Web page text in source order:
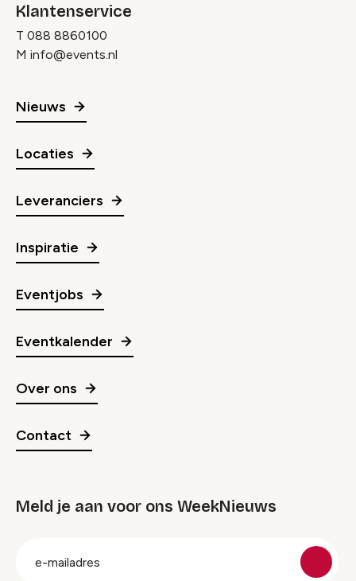
Klantenservice
T 088 8860100
M info@events.nl
Nieuws
Locaties
Leveranciers
Inspiratie
Eventjobs
Eventkalender
Over ons
Contact
Meld je aan voor ons WeekNieuws